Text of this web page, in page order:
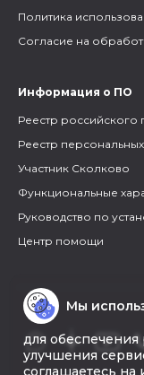
Политика
Согласие на
Информация о ПО
Реестр
Реестр
Участник Сколково
Функциональные
Руководство по
Центр помощи
Мы
для обеспечения
улучшения
соглашаетесь на